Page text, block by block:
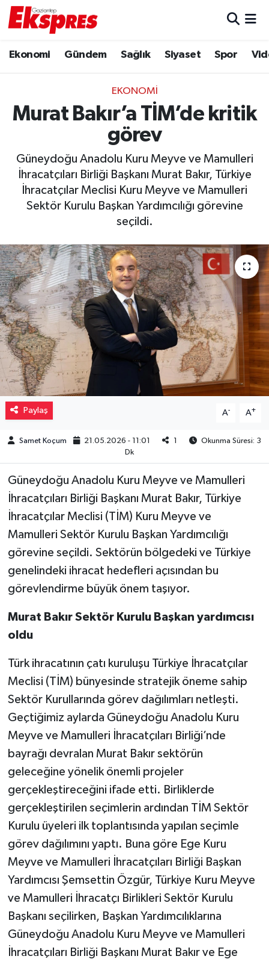
Ekonomi Gündem Sağlık Siyaset Spor
EKONOMI
Murat Bakır’a TİM’de kritik
görev
Güneydoğu Anadolu Kuru Meyve ve Mamulleri
İhracatçıları Birliği Başkanı Murat Bakır, Türkiye
İhracatçılar Meclisi Kuru Meyve ve Mamulleri
Sektör Kurulu Başkan Yardımcılığı görevine
seçildi.
Paylaş A- A+
Samet Koçum 21.05.2026 - 11:01 1
Okunma Süresi: 3
Dk
Güneydoğu Anadolu Kuru Meyve ve Mamulleri
İhracatçıları Birliği Başkanı Murat Bakır, Türkiye
İhracatçılar Meclisi (TİM) Kuru Meyve ve
Mamulleri Sektör Kurulu Başkan Yardımcılığı
görevine seçildi. Sektörün bölgedeki ve Türkiye
genelindeki ihracat hedefleri açısından bu
görevlendirme büyük önem taşıyor.
Murat Bakır Sektör Kurulu Başkan yardımcısı
oldu
Türk ihracatının çatı kuruluşu Türkiye İhracatçılar
Meclisi (TİM) bünyesinde stratejik öneme sahip
Sektör Kurullarında görev dağılımları netleşti.
Geçtiğimiz aylarda Güneydoğu Anadolu Kuru
Meyve ve Mamulleri İhracatçıları Birliği’nde
bayrağı devralan Murat Bakır sektörün
geleceğine yönelik önemli projeler
gerçekleştireceğini ifade etti. Birliklerde
gerçekleştirilen seçimlerin ardından TİM Sektör
Kurulu üyeleri ilk toplantısında yapılan seçimle
görev dağılımını yaptı. Buna göre Ege Kuru
Meyve ve Mamulleri İhracatçıları Birliği Başkan
Yardımcısı Şemsettin Özgür, Türkiye Kuru Meyve
ve Mamulleri İhracatçı Birlikleri Sektör Kurulu
Başkanı seçilirken, Başkan Yardımcılıklarına
Güneydoğu Anadolu Kuru Meyve ve Mamulleri
İhracatçıları Birliği Başkanı Murat Bakır ve Ege
Ekonomi
Gaziantep son dakika
Gündem
Haberler
Magazin
Müzik
Piyasa
Resmi İlanlar
Sağlık
Sinemalar
Siyaset
Spor
Teknoloji
Türkiye
Video Haber
Yemek
Trafik Durumu
Puan Durumu ve Fikstür
Son Dakika Haberleri
Haber Arşivi